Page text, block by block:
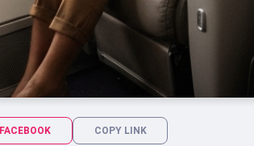
FACEBOOK COPY LINK